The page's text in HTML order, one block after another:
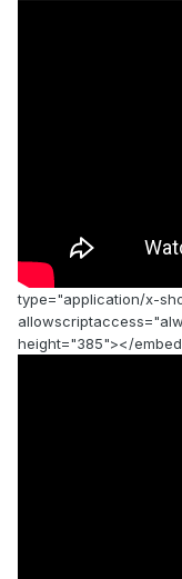
type="application/x-
height="385"></